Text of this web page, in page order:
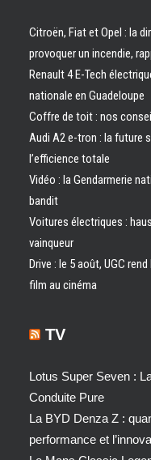
Citroën, Fiat et Opel : la
provoquer un incendie,
Renault 4 E-Tech
nationale en Guadeloupe
Coffre de toit : nos
Audi A2 e-tron : la future
l’efficience totale
Vidéo : la Gendarmerie
bandit
Voitures électriques :
vainqueur
Drive : le 5 août, UGC
film au cinéma
TV
Lotus Super Seven :
Conduite Pure
La BYD Denza Z :
performance et